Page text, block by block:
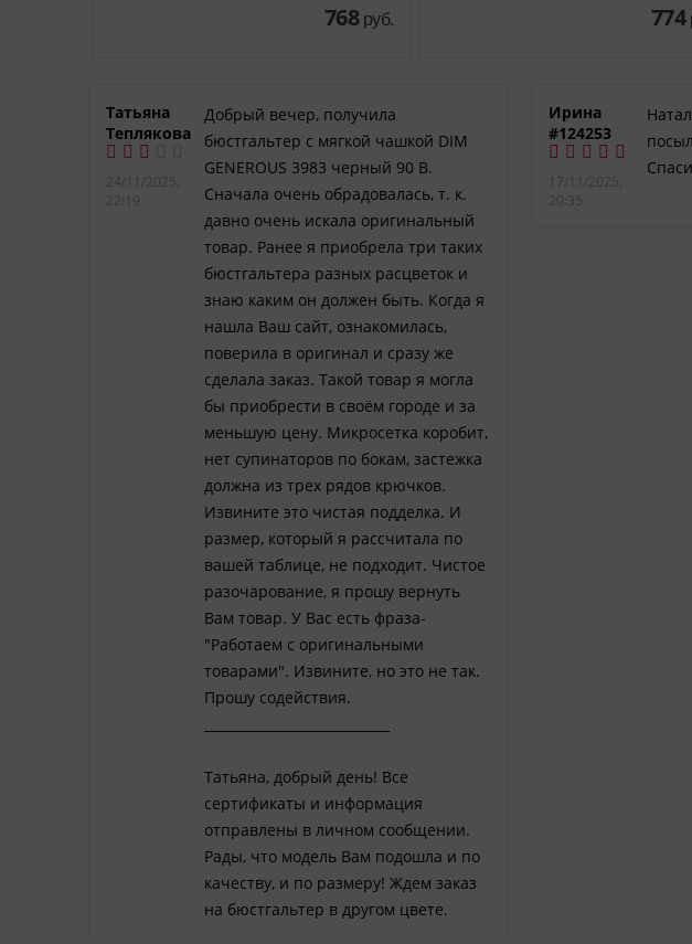
768 руб. 774
Татьяна
Теплякова
24/11/2025,
22:19
Добрый вечер, получила
бюстгальтер с мягкой чашкой DIM
GENEROUS 3983 черный 90 B.
Сначала очень обрадовалась, т. к.
давно очень искала оригинальный
товар. Ранее я приобрела три таких
бюстгальтера разных расцветок и
знаю каким он должен быть. Когда я
нашла Ваш сайт, ознакомилась,
поверила в оригинал и сразу же
сделала заказ. Такой товар я могла
бы приобрести в своём городе и за
меньшую цену. Микросетка коробит,
нет супинаторов по бокам, застежка
должна из трех рядов крючков.
Извините это чистая подделка. И
размер, который я рассчитала по
вашей таблице, не подходит. Чистое
разочарование, я прошу вернуть
Вам товар. У Вас есть фраза-
"Работаем с оригинальными
товарами". Извините, но это не так.
Прошу содействия.
Татьяна, добрый день! Все
сертификаты и информация
отправлены в личном сообщении.
Рады, что модель Вам подошла и по
качеству, и по размеру! Ждем заказ
на бюстгальтер в другом цвете.
Ирина
#124253
17/11/2025,
20:35